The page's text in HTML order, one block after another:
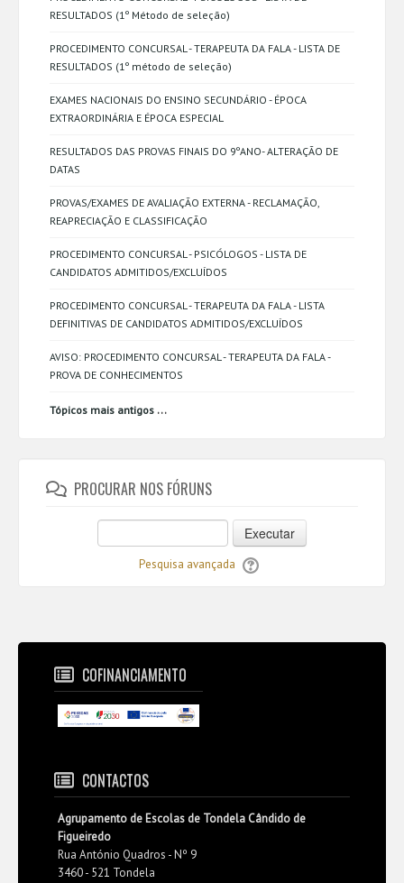
RESULTADOS (1º Método de seleção)
PROCEDIMENTO CONCURSAL - TERAPEUTA DA FALA - LISTA DE
RESULTADOS (1º método de seleção)
EXAMES NACIONAIS DO ENSINO SECUNDÁRIO - ÉPOCA
EXTRAORDINÁRIA E ÉPOCA ESPECIAL
RESULTADOS DAS PROVAS FINAIS DO 9ºANO- ALTERAÇÃO DE
DATAS
PROVAS/EXAMES DE AVALIAÇÃO EXTERNA - RECLAMAÇÃO,
REAPRECIAÇÃO E CLASSIFICAÇÃO
PROCEDIMENTO CONCURSAL - PSICÓLOGOS - LISTA DE
CANDIDATOS ADMITIDOS/EXCLUÍDOS
PROCEDIMENTO CONCURSAL - TERAPEUTA DA FALA - LISTA
DEFINITIVAS DE CANDIDATOS ADMITIDOS/EXCLUÍDOS
AVISO: PROCEDIMENTO CONCURSAL - TERAPEUTA DA FALA -
PROVA DE CONHECIMENTOS
Tópicos mais antigos ...
PROCURAR NOS FÓRUNS
Executar
Pesquisa avançada
COFINANCIAMENTO
CONTACTOS
Agrupamento de Escolas de Tondela Cândido de
Figueiredo
Rua António Quadros - Nº 9
3460 - 521 Tondela